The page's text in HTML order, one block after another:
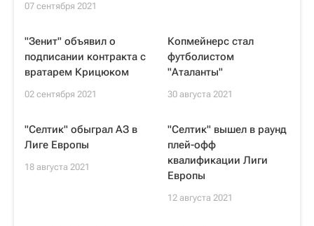
07 сентября 2021
"Зенит" объявил о
подписании контракта с
вратарем Крицюком
02 сентября 2021
Копмейнерс стал
футболистом
"Аталанты"
30 августа 2021
"Селтик" обыграл АЗ в
Лиге Европы
18 августа 2021
"Селтик" вышел в раунд
плей-офф
квалификации Лиги
Европы
12 августа 2021